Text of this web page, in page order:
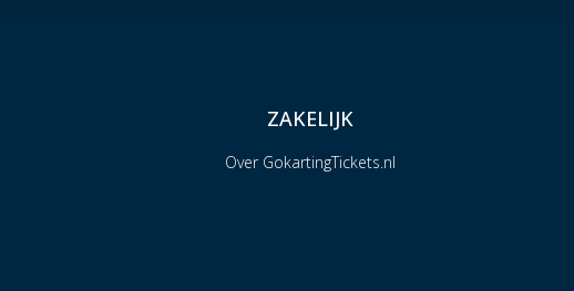
ZAKELIJK
Over GokartingTickets.nl